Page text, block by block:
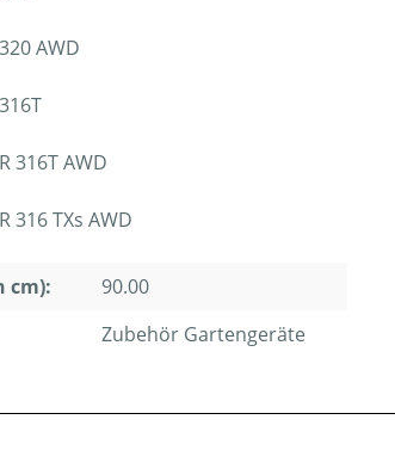
AWD
316T AWD
316 TXs AWD
cm):
90.00
Zubehör Gartengeräte